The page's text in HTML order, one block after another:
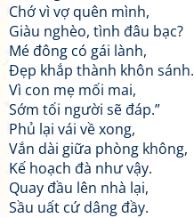
Chớ vì vợ quên mình,
Giàu nghèo, tình đâu bạc?
Mé đông có gái lành,
Đẹp khắp thành khôn sánh.
Vì con mẹ mối mai,
Sớm tối người sẽ đáp.”
Phủ lại vái về xong,
Vắn dài giữa phòng không,
Kế hoạch đà như vậy.
Quay đầu lên nhà lại,
Sầu uất cứ dâng đầy.